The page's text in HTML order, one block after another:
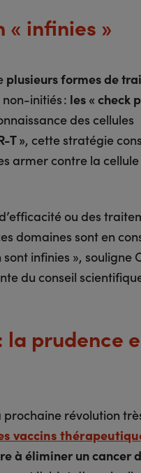
« infinies »
plusieurs formes de
initiés : les « check
des cellules
T », cette stratégie
armer contre la cellule
ou des
domaines sont en
infinies », souligne
du conseil
la prudence
prochaine révolution
vaccins
à éliminer un cancer